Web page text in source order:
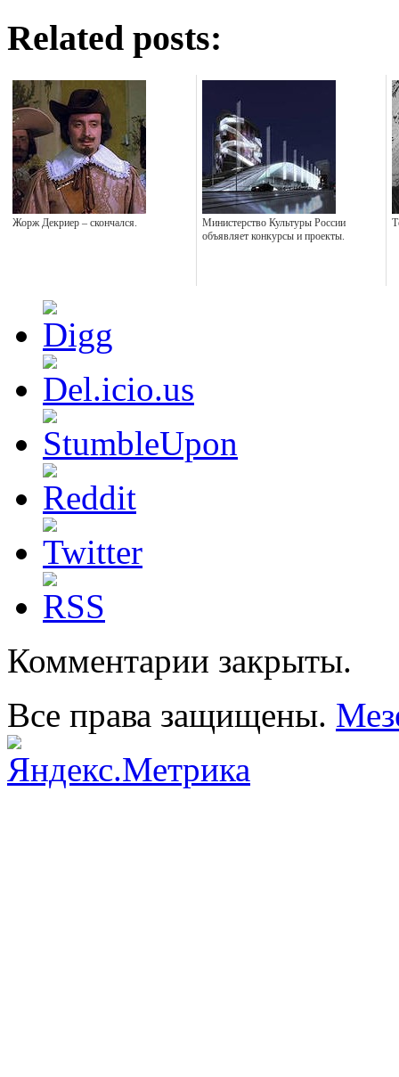
Related posts:
Жорж Декриер – скончался.
Министерство Культуры России
объявляет конкурсы и проекты.
Комментарии закрыты.
Все права защищены.